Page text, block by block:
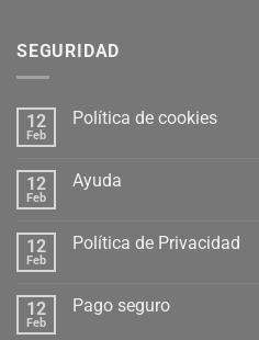
SEGURIDAD
12
Feb
Política de cookies
12
Feb
Ayuda
12
Feb
Política de Privacidad
12
Feb
Pago seguro